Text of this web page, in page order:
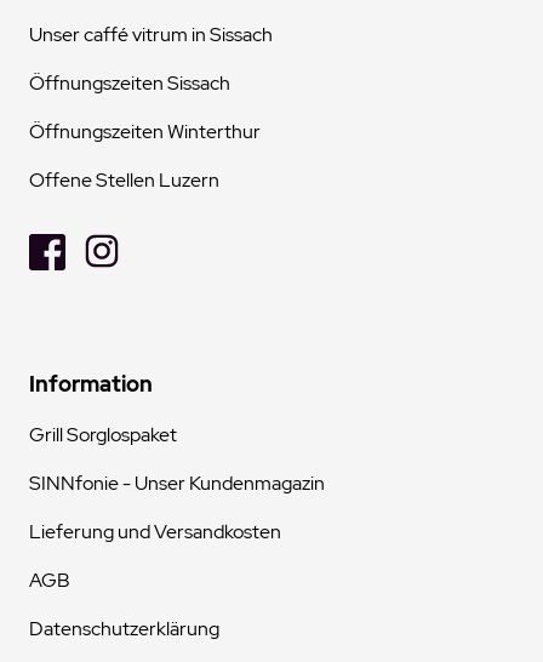
Unser caffé vitrum in Sissach
Öffnungszeiten Sissach
Öffnungszeiten Winterthur
Offene Stellen Luzern
Information
Grill Sorglospaket
SINNfonie - Unser Kundenmagazin
Lieferung und Versandkosten
AGB
Datenschutzerklärung